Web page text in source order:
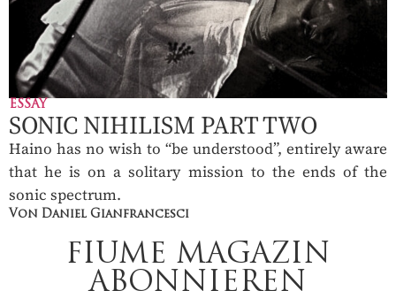
ESSAY
SONIC NIHILISM PART TWO
Haino has no wish to “be understood”, entirely aware
that he is on a solitary mission to the ends of the
sonic spectrum.
Von Daniel Gianfrancesci
FIUME MAGAZIN
ABONNIEREN